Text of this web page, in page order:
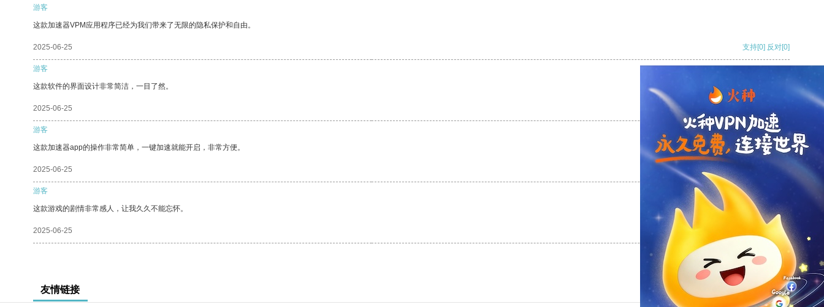
游客
这款加速器VPM应用程序已经为我们带来了无限的隐私保护和自由。
2025-06-25 支持[0] 反对[0]
游客
这款软件的界面设计非常简洁，一目了然。
2025-06-25
游客
这款加速器app的操作非常简单，一键加速就能开启，非常方便。
2025-06-25 反对
游客
这款游戏的剧情非常感人，让我久久不能忘怀。
2025-06-25 反对[0]
友情链接